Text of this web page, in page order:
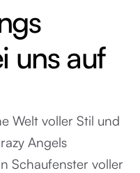
uns auf
Welt voller Stil und
Angels
Schaufenster voller